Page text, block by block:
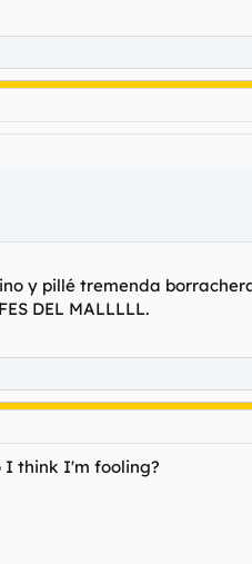
y pillé tremenda
DEL MALLLLL.
I think I'm fooling?